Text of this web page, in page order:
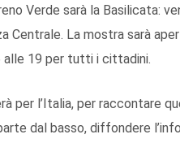
Verde sarà la Basilicata:
Centrale. La mostra sarà
19 per tutti i cittadini.
per l’Italia, per raccontare
dal basso, diffondere